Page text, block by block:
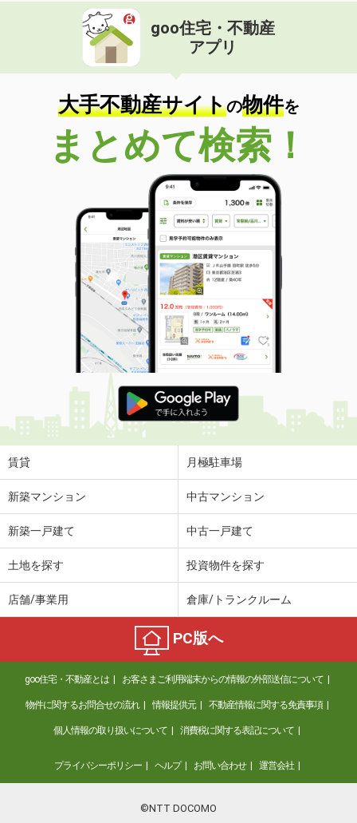
goo住宅・不動産
アプリ
大手不動産サイトの物件を
まとめて検索！
賃貸 月極駐車場
新築マンション 中古マンション
新築一戸建て 中古一戸建て
土地を探す 投資物件を探す
店舗/事業用 倉庫/トランクルーム
PC版へ
goo住宅・不動産とは お客さまご利用端末からの情報の外部送信について
物件に関するお問合せの流れ 情報提供元 不動産情報に関する免責事項
個人情報の取り扱いについて 消費税に関する表記について
プライバシーポリシー ヘルプ お問い合わせ 運営会社
©NTT DOCOMO